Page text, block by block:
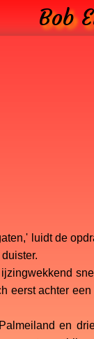
Bob
luidt de
eerst achter
en